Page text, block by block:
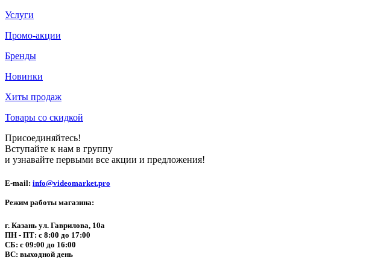
Услуги
Промо-акции
Бренды
Новинки
Хиты продаж
Товары со скидкой
Присоединяйтесь!
Вступайте к нам в группу
и узнавайте первыми все акции и предложения!
E-mail: info@videomarket.pro
Режим работы магазина:
г. Казань ул. Гаврилова, 10а
ПН - ПТ: с 8:00 до 17:00
СБ: с 09:00 до 16:00
ВС: выходной день